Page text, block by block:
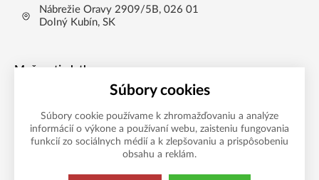
Nábrežie Oravy 2909/5B, 026 01
Dolný Kubín, SK
Možnosti platby
Súbory cookies
Súbory cookie používame k zhromažďovaniu a analýze
informácií o výkone a používaní webu, zaisteniu fungovania
funkcií zo sociálnych médií a k zlepšovaniu a prispôsobeniu
obsahu a reklám.